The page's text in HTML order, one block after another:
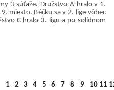
3 súťaže. Družstvo A hralo v 1.
miesto. Béčku sa v 2. lige vôbec
C hralo 3. ligu a po solídnom
1 2 3 4 5 6 7 8 9 10 11